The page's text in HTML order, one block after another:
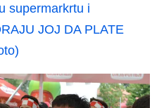
supermarkrtu i
JOJ DA PLATE